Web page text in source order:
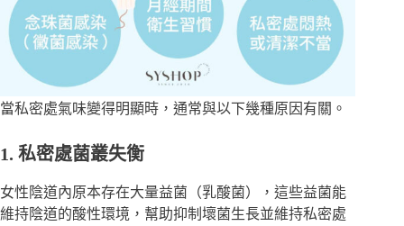
當私密處氣味變得明顯時，通常與以下幾種原因有關。
1. 私密處菌叢失衡
女性陰道內原本存在大量益菌（乳酸菌），這些益菌能
維持陰道的酸性環境，幫助抑制壞菌生長並維持私密處